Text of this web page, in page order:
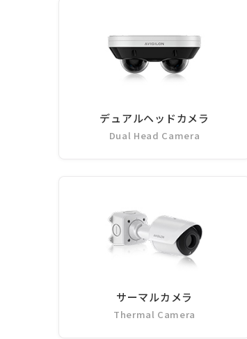
デュアルヘッドカメラ
Dual Head Camera
サーマルカメラ
Thermal Camera